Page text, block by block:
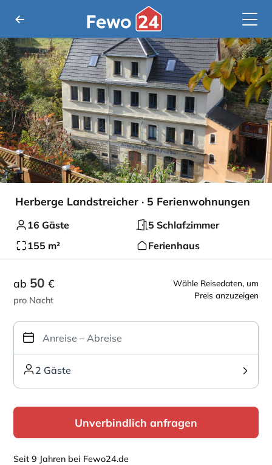
Herberge Landstreicher · 5 Ferienwohnungen
16 Gäste
5 Schlafzimmer
155 m²
Ferienhaus
Wähle Reisedaten, um
Preis anzuzeigen
ab 50 €
pro Nacht
2 Gäste
Unverbindlich anfragen
Seit 9 Jahren bei Fewo24.de